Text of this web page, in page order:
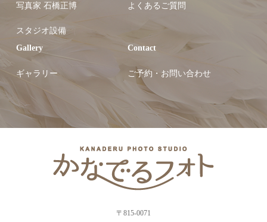
写真家 石橋正博
スタジオ設備
よくあるご質問
Gallery
ギャラリー
Contact
ご予約・お問い合わせ
〒815-0071